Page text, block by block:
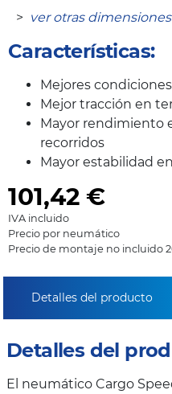
> ver otras
Características:
Mejores
Mejor tracción en
Mayor rendimiento
recorridos
Mayor estabilidad
101,42 €
IVA incluido
Precio por neumático
Precio de montaje no incluido
Detalles del producto
Detalles del
El neumático Cargo